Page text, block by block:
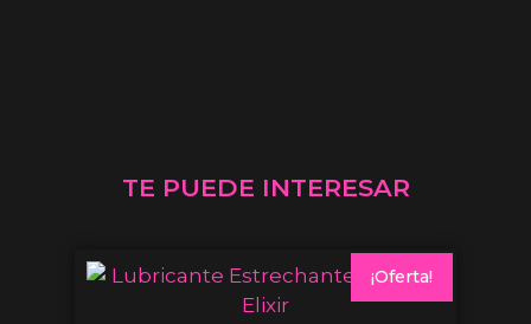
TE PUEDE INTERESAR
¡Oferta!